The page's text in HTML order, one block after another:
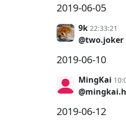
2019-06-05
9k 22:33:21
@two.joker
2019-06-10
MingKai
2019-06-12